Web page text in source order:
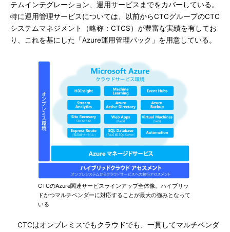
テムインテグレーション、運用サービスまでをカバーしている。
特に運用管理サービスについては、以前からCTCグループのCTC
システムマネジメント（略称：CTCS）が豊富な実績を有してお
り、これを基にした「Azure運用管理パック」を用意している。
CTCのAzure関連サービスラインアップ全体像。ハイブリッ
ドかつマルチベンダーに対応することが最大の強みとなって
いる
CTCはオンプレミスでもクラウドでも、一貫してマルチベンダ